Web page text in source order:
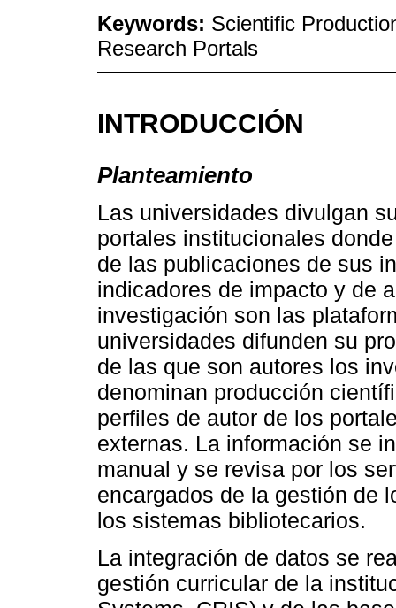
Keywords: Scientific
Research Portals
INTRODUCCIÓN
Planteamiento
Las universidades divulgan
portales institucionales
de las publicaciones de sus
indicadores de impacto y de
investigación son las
universidades difunden su
de las que son autores los
denominan producción
perfiles de autor de los
externas. La información se
manual y se revisa por los
encargados de la gestión de
los sistemas bibliotecarios.
La integración de datos se
gestión curricular de la